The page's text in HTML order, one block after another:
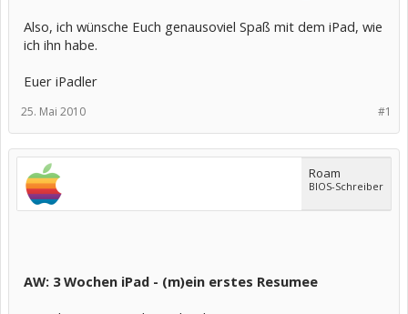
Also, ich wünsche Euch genausoviel Spaß mit dem iPad, wie
ich ihn habe.
Euer iPadler
#1
25. Mai 2010
Roam
BIOS-Schreiber
AW: 3 Wochen iPad - (m)ein erstes Resumee